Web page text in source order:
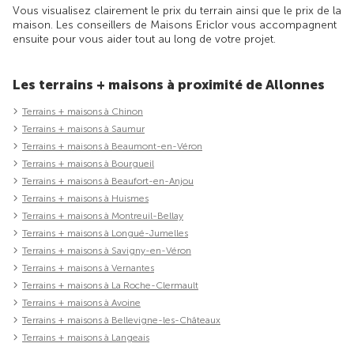
Vous visualisez clairement le prix du terrain ainsi que le prix de la
maison. Les conseillers de Maisons Ericlor vous accompagnent
ensuite pour vous aider tout au long de votre projet.
Les terrains + maisons à proximité de Allonnes
Terrains + maisons à Chinon
Terrains + maisons à Saumur
Terrains + maisons à Beaumont-en-Véron
Terrains + maisons à Bourgueil
Terrains + maisons à Beaufort-en-Anjou
Terrains + maisons à Huismes
Terrains + maisons à Montreuil-Bellay
Terrains + maisons à Longué-Jumelles
Terrains + maisons à Savigny-en-Véron
Terrains + maisons à Vernantes
Terrains + maisons à La Roche-Clermault
Terrains + maisons à Avoine
Terrains + maisons à Bellevigne-les-Châteaux
Terrains + maisons à Langeais